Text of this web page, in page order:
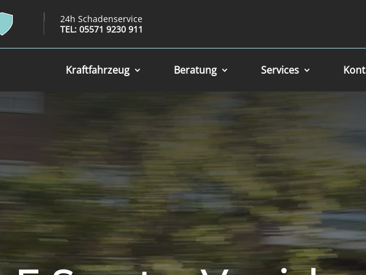
24h Schadenservice
TEL: 05571 9230 911
Kraftfahrzeug Beratung Services